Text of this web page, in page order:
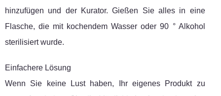
hinzufügen und der Kurator. Gießen Sie alles in eine
Flasche, die mit kochendem Wasser oder 90 ° Alkohol
sterilisiert wurde.
Einfachere Lösung
Wenn Sie keine Lust haben, Ihr eigenes Produkt zu